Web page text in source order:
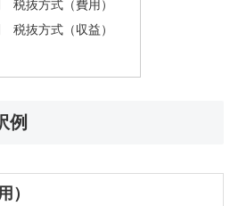
税抜方式（費用）
税抜方式（収益）
例
）